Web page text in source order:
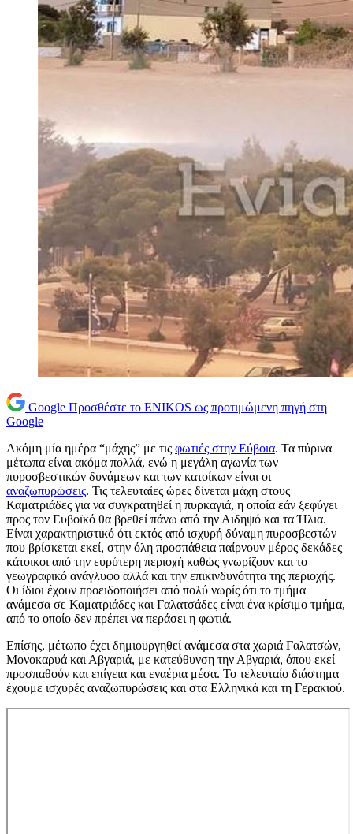
Google Προσθέστε το ENIKOS ως προτιμώμενη πηγή στη
Google
Ακόμη μία ημέρα “μάχης” με τις φωτιές στην Εύβοια. Τα πύρινα
μέτωπα είναι ακόμα πολλά, ενώ η μεγάλη αγωνία των
πυροσβεστικών δυνάμεων και των κατοίκων είναι οι
αναζωπυρώσεις. Τις τελευταίες ώρες δίνεται μάχη στους
Καματριάδες για να συγκρατηθεί η πυρκαγιά, η οποία εάν ξεφύγει
προς τον Ευβοϊκό θα βρεθεί πάνω από την Αιδηψό και τα Ήλια.
Είναι χαρακτηριστικό ότι εκτός από ισχυρή δύναμη πυροσβεστών
που βρίσκεται εκεί, στην όλη προσπάθεια παίρνουν μέρος δεκάδες
κάτοικοι από την ευρύτερη περιοχή καθώς γνωρίζουν και το
γεωγραφικό ανάγλυφο αλλά και την επικινδυνότητα της περιοχής.
Οι ίδιοι έχουν προειδοποιήσει από πολύ νωρίς ότι το τμήμα
ανάμεσα σε Καματριάδες και Γαλατσάδες είναι ένα κρίσιμο τμήμα,
από το οποίο δεν πρέπει να περάσει η φωτιά.
Επίσης, μέτωπο έχει δημιουργηθεί ανάμεσα στα χωριά Γαλατσών,
Μονοκαρυά και Αβγαριά, με κατεύθυνση την Αβγαριά, όπου εκεί
προσπαθούν και επίγεια και εναέρια μέσα. Το τελευταίο διάστημα
έχουμε ισχυρές αναζωπυρώσεις και στα Ελληνικά και τη Γερακιού.